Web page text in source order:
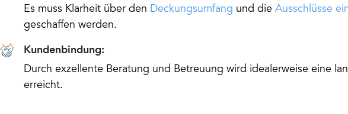
Es muss Klarheit über den Deckungsumfang und die Ausschlüsse
geschaffen werden.
Kundenbindung:
Durch exzellente Beratung und Betreuung wird idealerweise eine
erreicht.